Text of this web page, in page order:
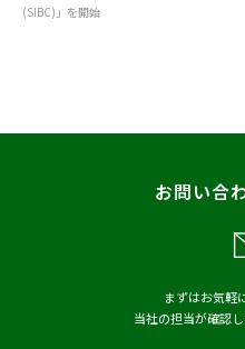
メデ
2026年 2025
(SIBC)」を開始
お問い合
まずはお気軽
当社の担当が確認